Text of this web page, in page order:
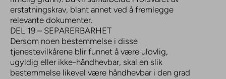
erstatningskrav, blant annet ved å fremlegge
relevante dokumenter.
DEL 19 – SEPARERBARHET
Dersom noen bestemmelse i disse
tjenestevilkårene blir funnet å være ulovlig,
ugyldig eller ikke-håndhevbar, skal en slik
bestemmelse likevel være håndhevbar i den grad